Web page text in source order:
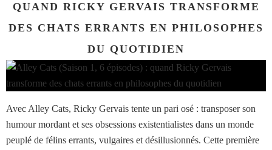
QUAND RICKY GERVAIS TRANSFORME
DES CHATS ERRANTS EN PHILOSOPHES
DU QUOTIDIEN
Avec Alley Cats, Ricky Gervais tente un pari osé : transposer son
humour mordant et ses obsessions existentialistes dans un monde
peuplé de félins errants, vulgaires et désillusionnés. Cette première